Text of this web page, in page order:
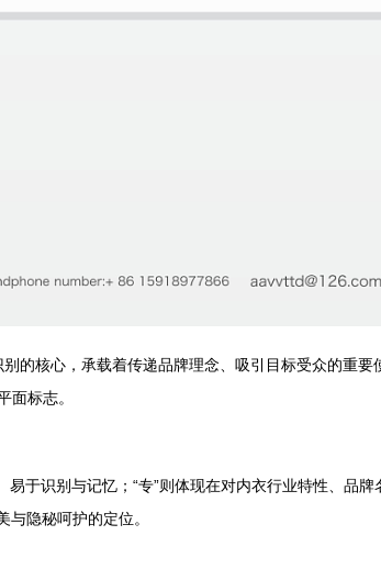
的核心，承载着传递品牌理念、吸引目标受众的重要
面标志。
于识别与记忆；“专”则体现在对内衣行业特性、品
隐秘呵护的定位。